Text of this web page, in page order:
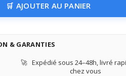
AJOUTER AU PANIER
& GARANTIES
🚀 Expédié sous 24–48h, livré
chez vous